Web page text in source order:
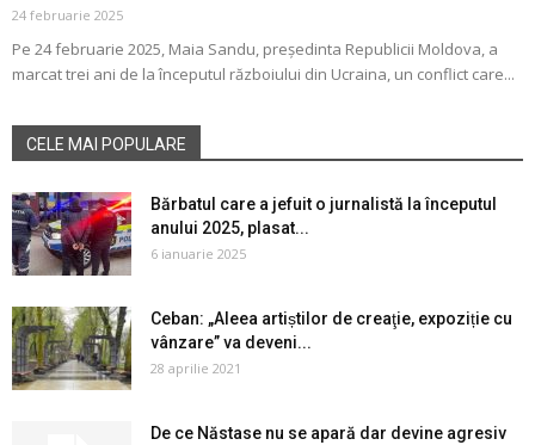
24 februarie 2025
Pe 24 februarie 2025, Maia Sandu, președinta Republicii Moldova, a
marcat trei ani de la începutul războiului din Ucraina, un conflict care...
CELE MAI POPULARE
Bărbatul care a jefuit o jurnalistă la începutul
anului 2025, plasat...
6 ianuarie 2025
Ceban: „Aleea artiștilor de creaţie, expoziție cu
vânzare” va deveni...
28 aprilie 2021
De ce Năstase nu se apară dar devine agresiv